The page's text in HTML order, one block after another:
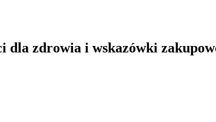
dla zdrowia i wskazówki